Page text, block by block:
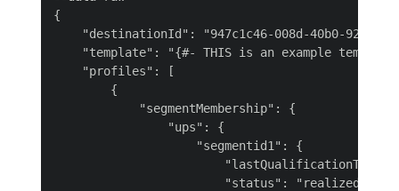
{
"destinationId": "947c1c46-008d-40b0-92ec-
"template": "{#- THIS is an example
    "profiles": [
        {
            "segmentMembership": {
                "ups": {
                    "segmentid1": {
                        "status": "realized"